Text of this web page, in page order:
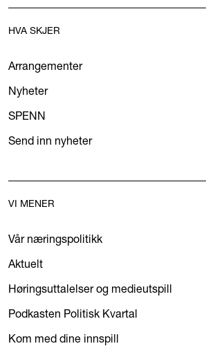
HVA SKJER
Arrangementer
Nyheter
SPENN
Send inn nyheter
VI MENER
Vår næringspolitikk
Aktuelt
Høringsuttalelser og medieutspill
Podkasten Politisk Kvartal
Kom med dine innspill